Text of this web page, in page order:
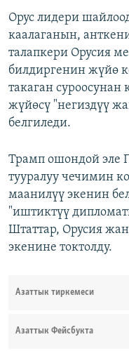
Орус лидери
каалаганын,
талапкери Орусия
билдиргенин жүйө
такаган
жүйөсү "негиздүү
белгиледи.
Трамп ошондой эле
тууралуу чечимин
маанилүү экенин
"иштиктүү
Штаттар, Орусия
экенине токтолду.
Азаттык тиркемеси
Азаттык Фейсбукта